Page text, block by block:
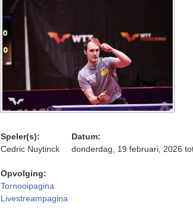
Speler(s):
Cedric Nuytinck
Datum:
donderdag, 19 februari, 2026
Opvolging:
Tornooipagina
Livestreampagina